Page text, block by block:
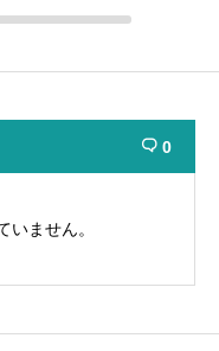
 0
いません。